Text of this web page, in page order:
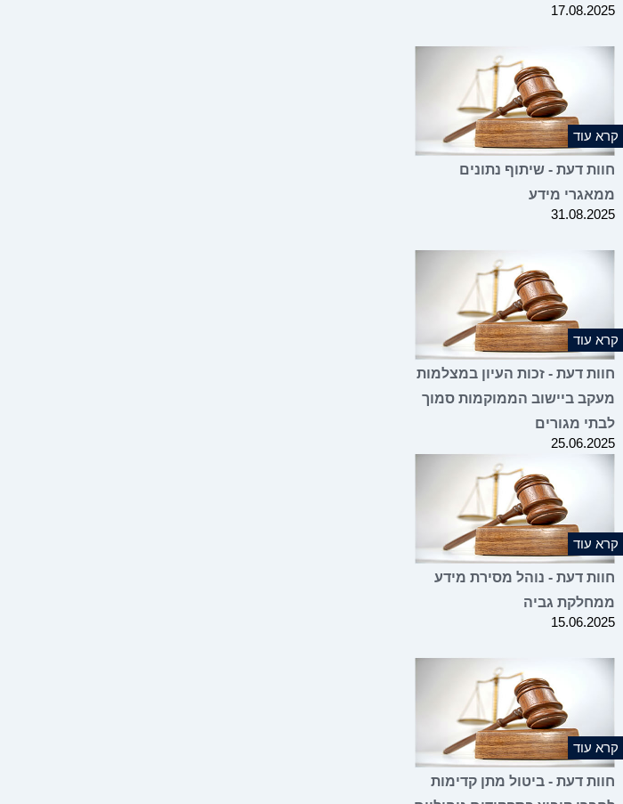
17.08.2025
קרא עוד
חוות דעת - שיתוף נתונים
ממאגרי מידע
31.08.2025
קרא עוד
חוות דעת - זכות העיון במצלמות
מעקב ביישוב הממוקמות סמוך
לבתי מגורים
25.06.2025
קרא עוד
חוות דעת - נוהל מסירת מידע
ממחלקת גביה
15.06.2025
קרא עוד
חוות דעת - ביטול מתן קדימות